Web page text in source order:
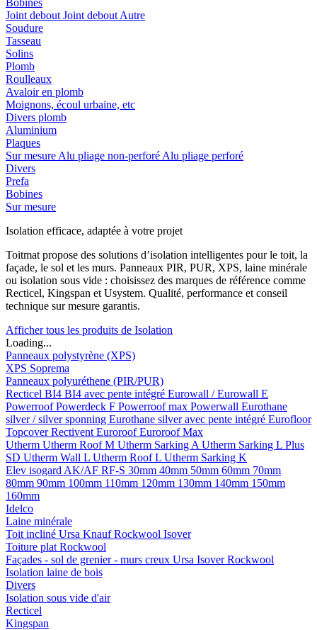
Bobines
Joint debout Joint debout Autre
Soudure
Tasseau
Solins
Plomb
Roulleaux
Avaloir en plomb
Moignons, écoul urbaine, etc
Divers plomb
Aluminium
Plaques
Sur mesure Alu pliage non-perforé Alu pliage perforé
Divers
Prefa
Bobines
Sur mesure
Isolation efficace, adaptée à votre projet
Toitmat propose des solutions d’isolation intelligentes pour le toit, la
façade, le sol et les murs. Panneaux PIR, PUR, XPS, laine minérale
ou isolation sous vide : choisissez des marques de référence comme
Recticel, Kingspan et Usystem. Qualité, performance et conseil
technique sur mesure garantis.
Afficher tous les produits de Isolation
Loading...
Panneaux polystyrène (XPS)
XPS Soprema
Panneaux polyuréthene (PIR/PUR)
Recticel BI4 BI4 avec pente intégré Eurowall / Eurowall E
PowerroofPowerdeck F Powerroof max Powerwall Eurothane
silver / silver sponning Eurothane silver avec pente intégré Eurofloor
TopcoverRectivent EuroroofEuroroof Max
Utherm Utherm Roof M Utherm Sarking A Utherm Sarking L Plus
SD Utherm Wall L Utherm Roof L Utherm Sarking K
Elev isogard AK/AF RF-S 30mm 40mm 50mm 60mm 70mm
80mm 90mm 100mm 110mm 120mm 130mm 140mm 150mm
160mm
Idelco
Laine minérale
Toit incliné Ursa KnaufRockwool Isover
Toiture plat Rockwool
Façades - sol de grenier - murs creux Ursa IsoverRockwool
Isolation laine de bois
Divers
Isolation sous vide d'air
Recticel
Kingspan